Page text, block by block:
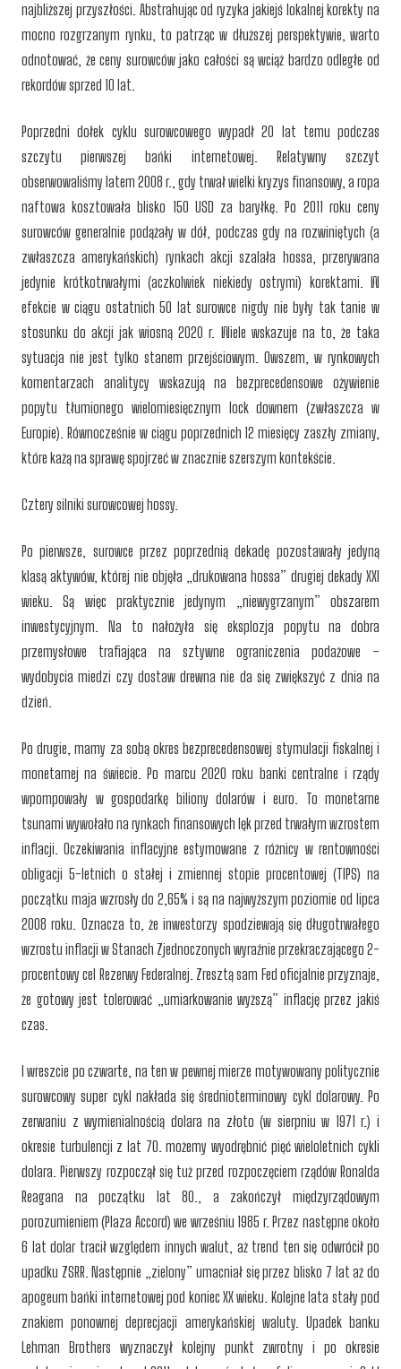
najbliższej przyszłości. Abstrahując od ryzyka jakiejś lokalnej korekty na
mocno rozgrzanym rynku, to patrząc w dłuższej perspektywie, warto
odnotować, że ceny surowców jako całości są wciąż bardzo odległe od
rekordów sprzed 10 lat.
Poprzedni dołek cyklu surowcowego wypadł 20 lat temu podczas
szczytu pierwszej bańki internetowej. Relatywny szczyt
obserwowaliśmy latem 2008 r., gdy trwał wielki kryzys finansowy, a ropa
naftowa kosztowała blisko 150 USD za baryłkę. Po 2011 roku ceny
surowców generalnie podążały w dół, podczas gdy na rozwiniętych (a
zwłaszcza amerykańskich) rynkach akcji szalała hossa, przerywana
jedynie krótkotrwałymi (aczkolwiek niekiedy ostrymi) korektami. W
efekcie w ciągu ostatnich 50 lat surowce nigdy nie były tak tanie w
stosunku do akcji jak wiosną 2020 r. Wiele wskazuje na to, że taka
sytuacja nie jest tylko stanem przejściowym. Owszem, w rynkowych
komentarzach analitycy wskazują na bezprecedensowe ożywienie
popytu tłumionego wielomiesięcznym lock downem (zwłaszcza w
Europie). Równocześnie w ciągu poprzednich 12 miesięcy zaszły zmiany,
które każą na sprawę spojrzeć w znacznie szerszym kontekście.
Cztery silniki surowcowej hossy.
Po pierwsze, surowce przez poprzednią dekadę pozostawały jedyną
klasą aktywów, której nie objęła „drukowana hossa” drugiej dekady XXI
wieku. Są więc praktycznie jedynym „niewygrzanym” obszarem
inwestycyjnym. Na to nałożyła się eksplozja popytu na dobra
przemysłowe trafiająca na sztywne ograniczenia podażowe –
wydobycia miedzi czy dostaw drewna nie da się zwiększyć z dnia na
dzień.
Po drugie, mamy za sobą okres bezprecedensowej stymulacji fiskalnej i
monetarnej na świecie. Po marcu 2020 roku banki centralne i rządy
wpompowały w gospodarkę biliony dolarów i euro. To monetarne
tsunami wywołało na rynkach finansowych lęk przed trwałym wzrostem
inflacji. Oczekiwania inflacyjne estymowane z różnicy w rentowności
obligacji 5-letnich o stałej i zmiennej stopie procentowej (TIPS) na
początku maja wzrosły do 2,65% i są na najwyższym poziomie od lipca
2008 roku. Oznacza to, że inwestorzy spodziewają się długotrwałego
wzrostu inflacji w Stanach Zjednoczonych wyraźnie przekraczającego 2-
procentowy cel Rezerwy Federalnej. Zresztą sam Fed oficjalnie przyznaje,
że gotowy jest tolerować „umiarkowanie wyższą” inflację przez jakiś
czas.
I wreszcie po czwarte, na ten w pewnej mierze motywowany politycznie
surowcowy super cykl nakłada się średnioterminowy cykl dolarowy. Po
zerwaniu z wymienialnością dolara na złoto (w sierpniu w 1971 r.) i
okresie turbulencji z lat 70. możemy wyodrębnić pięć wieloletnich cykli
dolara. Pierwszy rozpoczął się tuż przed rozpoczęciem rządów Ronalda
Reagana na początku lat 80., a zakończył międzyrządowym
porozumieniem (Plaza Accord) we wrześniu 1985 r. Przez następne około
6 lat dolar tracił względem innych walut, aż trend ten się odwrócił po
upadku ZSRR. Następnie „zielony” umacniał się przez blisko 7 lat aż do
apogeum bańki internetowej pod koniec XX wieku. Kolejne lata stały pod
znakiem ponownej deprecjacji amerykańskiej waluty. Upadek banku
Lehman Brothers wyznaczył kolejny punkt zwrotny i po okresie